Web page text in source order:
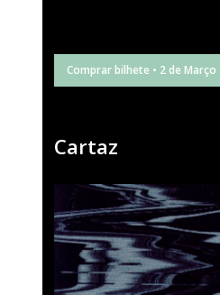
Comprar bilhete • 2 de Março
Cartaz